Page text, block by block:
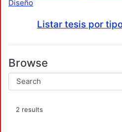
Diseño
Listar tesis por
Browse
2 results